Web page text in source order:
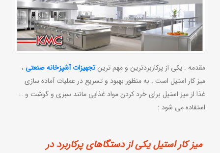
مقدمه : یکی از پرکاربردترین و مهم ترینتجهیزات آشپزخانه صنعتی ،
میز کار استیل است . به منظور بهبود و تسریع در عملیات آماده سازی
غذا از میز استیل برای خرد کردن مواد غذایی مانند سبزی و گوشت و …
استفاده می شود :
میز کار استیل یکی از دستگاهای پرکاربرد در